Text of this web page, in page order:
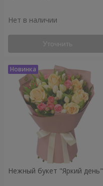
Нет в наличии
Уточнить
Нежный букет "Яркий день"